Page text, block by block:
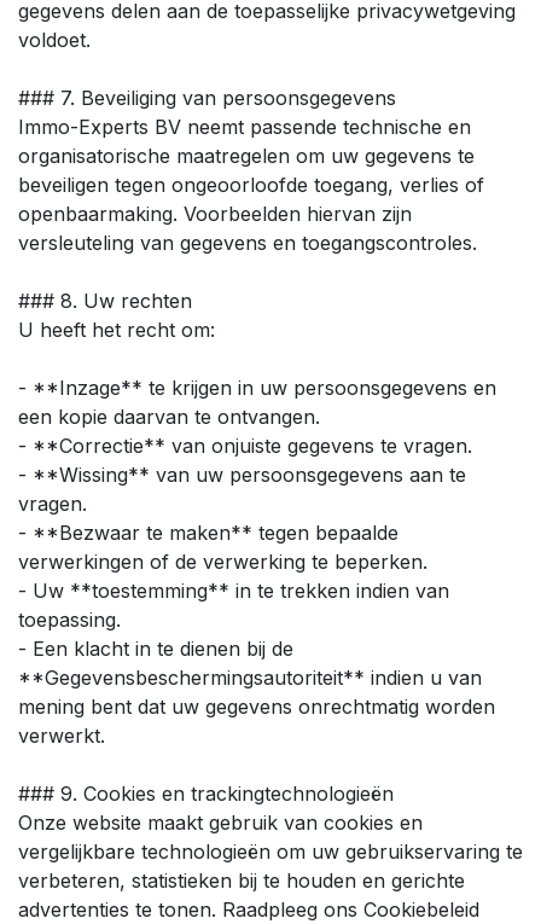
gegevens delen aan de toepasselijke privacywetgeving
voldoet.
### 7. Beveiliging van persoonsgegevens
Immo-Experts BV neemt passende technische en
organisatorische maatregelen om uw gegevens te
beveiligen tegen ongeoorloofde toegang, verlies of
openbaarmaking. Voorbeelden hiervan zijn
versleuteling van gegevens en toegangscontroles.
### 8. Uw rechten
U heeft het recht om:
- **Inzage** te krijgen in uw persoonsgegevens en
een kopie daarvan te ontvangen.
- **Correctie** van onjuiste gegevens te vragen.
- **Wissing** van uw persoonsgegevens aan te
vragen.
- **Bezwaar te maken** tegen bepaalde
verwerkingen of de verwerking te beperken.
- Uw **toestemming** in te trekken indien van
toepassing.
- Een klacht in te dienen bij de
**Gegevensbeschermingsautoriteit** indien u van
mening bent dat uw gegevens onrechtmatig worden
verwerkt.
### 9. Cookies en trackingtechnologieën
Onze website maakt gebruik van cookies en
vergelijkbare technologieën om uw gebruikservaring te
verbeteren, statistieken bij te houden en gerichte
advertenties te tonen. Raadpleeg ons Cookiebeleid